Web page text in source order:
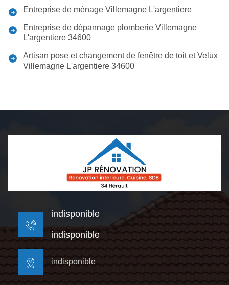
Entreprise de ménage Villemagne L'argentiere
Entreprise de dépannage plomberie Villemagne
L'argentiere 34600
Artisan pose et changement de fenêtre de toit et Velux
Villemagne L'argentiere 34600
indisponible
indisponible
indisponible